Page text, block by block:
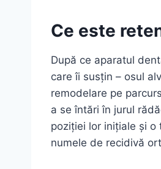
Ce este
După ce aparatul
care îi susțin – osul
remodelare pe
a se întări în jurul
poziției lor inițiale și
numele de recidivă